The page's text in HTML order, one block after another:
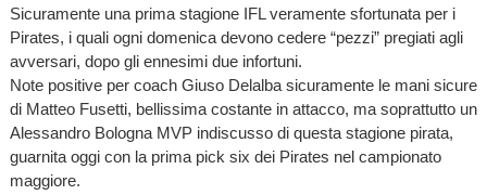
Sicuramente una prima stagione IFL veramente sfortunata per i
Pirates, i quali ogni domenica devono cedere “pezzi” pregiati agli
avversari, dopo gli ennesimi due infortuni.
Note positive per coach Giuso Delalba sicuramente le mani sicure
di Matteo Fusetti, bellissima costante in attacco, ma soprattutto un
Alessandro Bologna MVP indiscusso di questa stagione pirata,
guarnita oggi con la prima pick six dei Pirates nel campionato
maggiore.